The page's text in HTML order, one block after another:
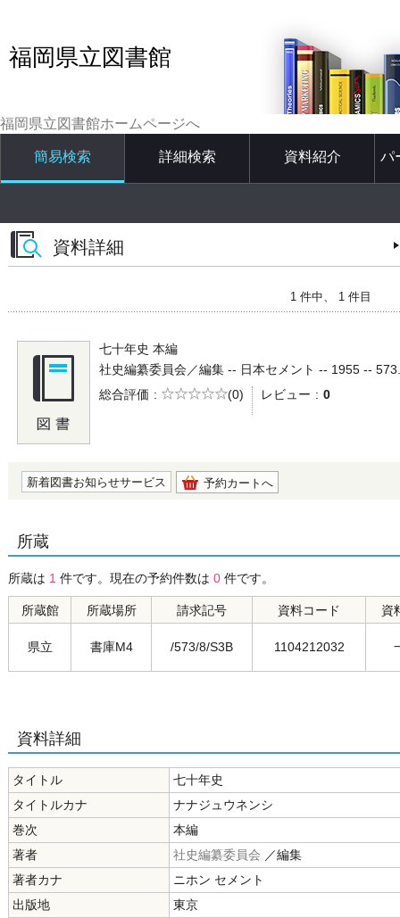
福岡県立図書館
福岡県立図書館ホームページへ
簡易検索 詳細検索 資料紹介 パ
資料詳細
1 件中、 1 件目
七十年史 本編
社史編纂委員会／編集 -- 日本セメント -- 1955 --
総合評価
5段階評価
(0) レビュー 0
新着図書お知らせサービス 予約カートへ
所蔵
所蔵は 1 件です。現在の予約件数は 0 件です。
所蔵館 所蔵場所 請求記号 資料コード 資
県立 書庫M4 /573/8/S3B 1104212032
資料詳細
タイトル
七十年史
タイトルカナ
ナナジュウネンシ
巻次
本編
著者
社史編纂委員会 ／編集
著者カナ
ニホン セメント
出版地
東京